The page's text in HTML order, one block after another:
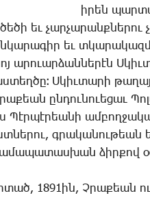
ի­րեն
եւ չար­չա­րանք­նե­րու
եւ
ա­րո­ւար­ձան­նե­րէն
Ս­կիւ­տա­րի
ըն­դու­նո­ւե­ցաւ
­Պէր­պէ­րեա­նի
հա­մա­պա­տաս­խան ձիր­քով
1891ին, Չ­րա­քեան